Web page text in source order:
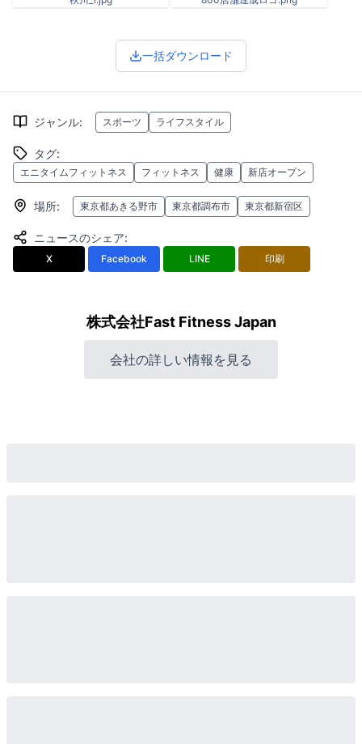
一括ダウンロード
ジャンル: スポーツ ライフスタイル
タグ:
エニタイムフィットネス フィットネス 健康 新店オープン
場所: 東京都あきる野市 東京都調布市 東京都新宿区
ニュースのシェア:
X Facebook LINE 印刷
株式会社Fast Fitness Japan
会社の詳しい情報を見る